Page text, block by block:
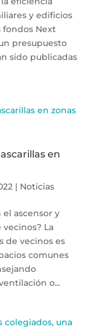
y edificios
fondos Next
presupuesto
sido publicadas
en
| Noticias
ascensor y
La
de vecinos es
comunes
o...